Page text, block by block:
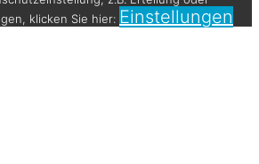
klicken Sie hier: Einstellungen